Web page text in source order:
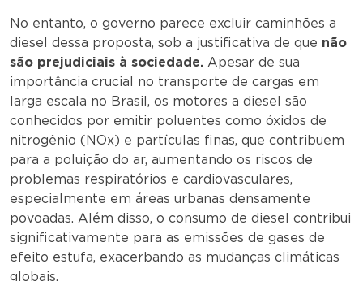
No entanto, o governo parece excluir caminhões a
diesel dessa proposta, sob a justificativa de que não
são prejudiciais à sociedade. Apesar de sua
importância crucial no transporte de cargas em
larga escala no Brasil, os motores a diesel são
conhecidos por emitir poluentes como óxidos de
nitrogênio (NOx) e partículas finas, que contribuem
para a poluição do ar, aumentando os riscos de
problemas respiratórios e cardiovasculares,
especialmente em áreas urbanas densamente
povoadas. Além disso, o consumo de diesel contribui
significativamente para as emissões de gases de
efeito estufa, exacerbando as mudanças climáticas
globais.